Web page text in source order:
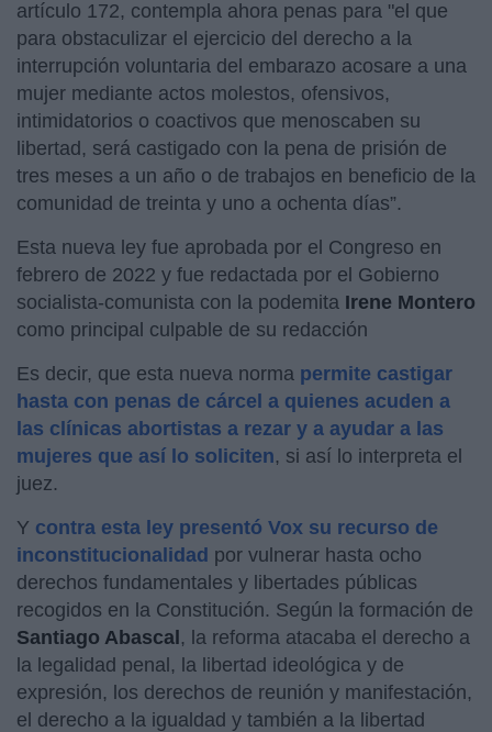
artículo 172, contempla ahora penas para "el que
para obstaculizar el ejercicio del derecho a la
interrupción voluntaria del embarazo acosare a una
mujer mediante actos molestos, ofensivos,
intimidatorios o coactivos que menoscaben su
libertad, será castigado con la pena de prisión de
tres meses a un año o de trabajos en beneficio de la
comunidad de treinta y uno a ochenta días”.
Esta nueva ley fue aprobada por el Congreso en
febrero de 2022 y fue redactada por el Gobierno
socialista-comunista con la podemita Irene Montero
como principal culpable de su redacción
Es decir, que esta nueva norma permite castigar
hasta con penas de cárcel a quienes acuden a
las clínicas abortistas a rezar y a ayudar a las
mujeres que así lo soliciten, si así lo interpreta el
juez.
Y contra esta ley presentó Vox su recurso de
inconstitucionalidad por vulnerar hasta ocho
derechos fundamentales y libertades públicas
recogidos en la Constitución. Según la formación de
Santiago Abascal, la reforma atacaba el derecho a
la legalidad penal, la libertad ideológica y de
expresión, los derechos de reunión y manifestación,
el derecho a la igualdad y también a la libertad